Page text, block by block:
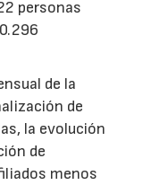
personas
de la
de
la evolución
de
menos